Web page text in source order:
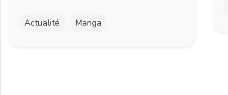
Actualité Manga